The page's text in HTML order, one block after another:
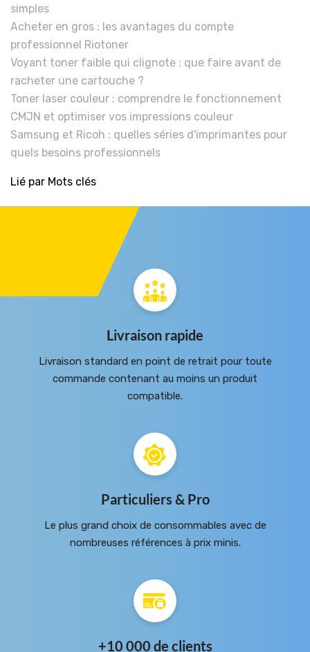
simples
Acheter en gros : les avantages du compte
professionnel Riotoner
Voyant toner faible qui clignote : que faire avant de
racheter une cartouche ?
Toner laser couleur : comprendre le fonctionnement
CMJN et optimiser vos impressions couleur
Samsung et Ricoh : quelles séries d'imprimantes pour
quels besoins professionnels
Lié par Mots clés
Livraison rapide
Livraison standard en point de retrait pour toute
commande contenant au moins un produit
compatible.
Particuliers & Pro
Le plus grand choix de consommables avec de
nombreuses références à prix minis.
+10 000 de clients